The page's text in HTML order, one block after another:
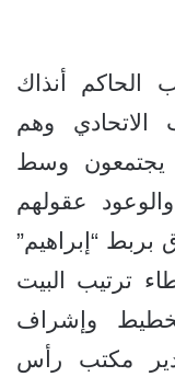
الحاكم أنذاك
الاتحادي وهم
يجتمعون وسط
عقولهم
بربط “إبراهيم”
ترتيب البيت
وإشراف
مدير مكتب رأس